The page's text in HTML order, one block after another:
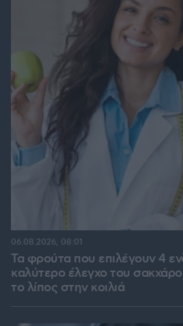
Τα φρούτα που επιλέγουν 4
καλύτερο έλεγχο του
το λίπος στην κοιλιά
06.08.2026, 08:01